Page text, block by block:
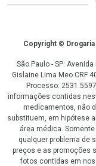
CopyrightCopyright ©
São Paulo - SP:
Gislaine Lima Meo CRF
Processo:
informações contidas
medicamentos, não
substituem, em hipótese
área médica.
qualquer problema de
preços e as promoções
fotos contidas em